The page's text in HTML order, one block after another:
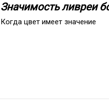
Значимость ливреи
Когда цвет имеет значение